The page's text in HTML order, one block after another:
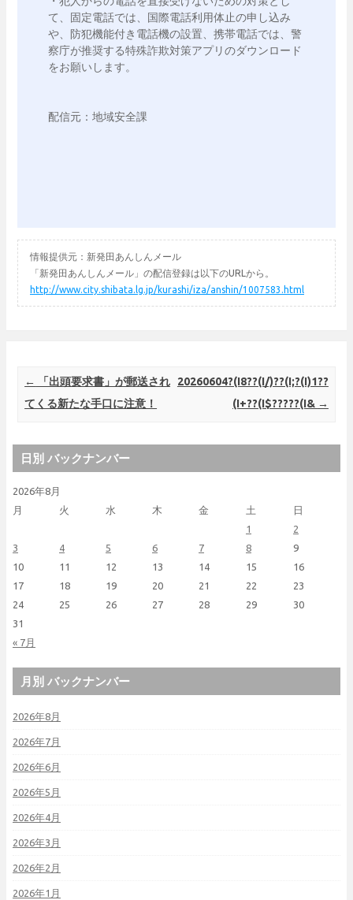
て、固定電話では、国際電話利用体止の申し込み
や、防犯機能付き電話機の設置、携帯電話では、警
察庁が推奨する特殊詐欺対策アプリのダウンロード
をお願いします。
配信元：地域安全課
情報提供元：新発田あんしんメール
「新発田あんしんメール」の配信登録は以下のURLから。
http://www.city.shibata.lg.jp/kurashi/iza/anshin/1007583.html
Post navigation
←
「出頭要求書」が郵送され
てくる新たな手口に注意！
20260604?(I8??(I/)??(I;?(I)1??
(I+??(I$?????(I& →
日別 バックナンバー
2026年8月
月
火 水 木 金 土 日
« 7月
1
2
3
4 5 6 7 8
9
10
11 12 13 14 15
16
17
18 19 20 21 22
23
24
25 26 27 28 29
30
31
月別 バックナンバー
2026年8月
2026年7月
2026年6月
2026年5月
2026年4月
2026年3月
2026年2月
2026年1月